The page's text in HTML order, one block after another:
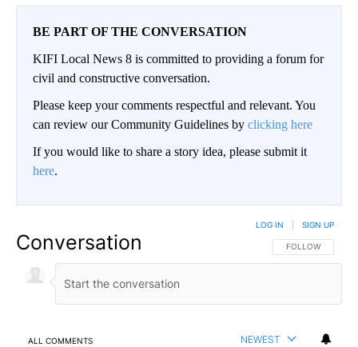
BE PART OF THE CONVERSATION
KIFI Local News 8 is committed to providing a forum for
civil and constructive conversation.
Please keep your comments respectful and relevant. You
can review our Community Guidelines by clicking here
If you would like to share a story idea, please submit it
here.
Conversation FOLLOW THIS
FOLLOW
LOG IN SIGN UP
ALL COMMENTS NEWEST